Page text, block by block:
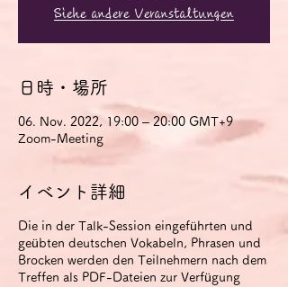
Siehe andere Veranstaltungen
日時・場所
06. Nov. 2022, 19:00 – 20:00 GMT+9
Zoom-Meeting
イベント詳細
Die in der Talk-Session eingeführten und
geübten deutschen Vokabeln, Phrasen und
Brocken werden den Teilnehmern nach dem
Treffen als PDF-Dateien zur Verfügung